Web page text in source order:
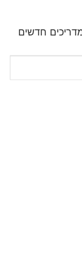
מדריכים חדשים